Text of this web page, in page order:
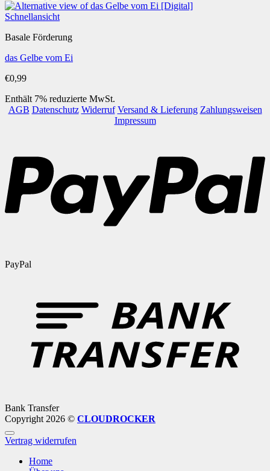
Schnellansicht
Basale Förderung
das Gelbe vom Ei
€0,99
Enthält 7% reduzierte MwSt.
AGB Datenschutz Widerruf Versand & Lieferung Zahlungsweisen
Impressum
PayPal
Bank Transfer
Copyright 2026 © CLOUDROCKER
Vertrag widerrufen
Home